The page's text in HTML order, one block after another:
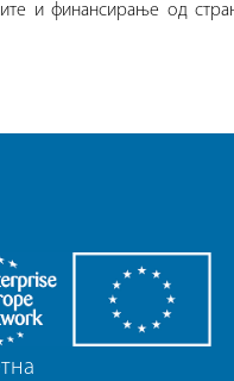
и финансирање од